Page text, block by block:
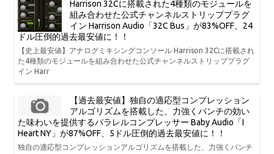
Harrison 32Cに搭載された4種類のモジュールを
組み合わせた公式チャンネルストリッププラグ
イン Harrison Audio「32C Bus」が83%OFF、24
ドル圧倒的過去最安値に！！
【史上最安値】アナログミキシングコンソール Harrison 32Cに搭載され
た4種類のモジュールを組み合わせた公式チャンネルストリッププラグ
イン Harr
【過去最安値】独自の適応型コンプレッション
アルゴリズムを搭載した、力強くパンチの効い
た味わいを提供するパラレルコンプレッサー Baby Audio「I
Heart NY」が87%OFF、5ドル圧倒的過去最安値に！！
独自の適応型コンプレッションアルゴリズムを搭載した、力強くパンチ